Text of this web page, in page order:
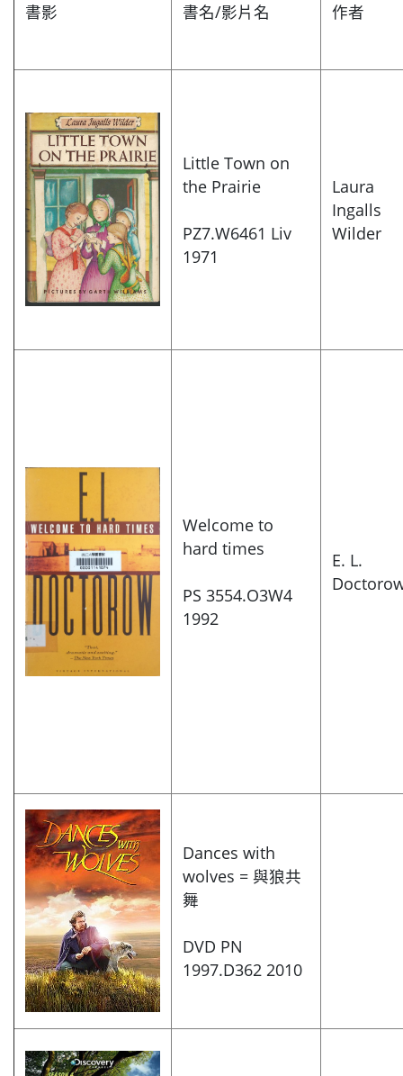
書影 書名/影片名 作者
Little Town on
the Prairie
PZ7.W6461 Liv
1971
Laura
Ingalls
Wilder
Welcome to
hard times
PS 3554.O3W4
1992
E. L.
Dances with
wolves = 與狼共
舞
DVD PN
1997.D362 2010